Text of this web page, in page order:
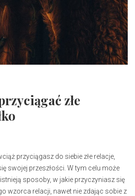
złe
przyciągasz do siebie złe relacje,
swojej przeszłości. W tym celu może
sposoby, w jakie przyczyniasz się
wzorca relacji, nawet nie zdając sobie z